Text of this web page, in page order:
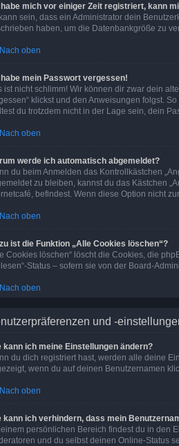
mich vor einiger Zeit registriert, kann
sein, dass ein Administrator dein
haben, um die Datenbankgröße zu
Nach oben
mein Passwort vergessen!
ist nicht schlimm! Wir können dir zwar dein
klickst und den Anweisungen folgst.
du trotzdem nicht in der Lage sein, dein
Nach oben
werde ich automatisch abgemeldet?
du beim Anmelden das Kontrollkästchen
zu bleiben, kannst du das Kästchen
befindest. Wenn diese Option nicht
Nach oben
ist die Funktion „Alle Cookies löschen“?
Cookies löschen“ löscht die Cookies, die
Status – sofern sie von der Board-
Nach oben
und -
kann ich meine Einstellungen ändern?
du dich registriert hast, werden alle deine
wenn du auf deinen Benutzernamen
Nach oben
kann ich verhindern, dass mein
persönlichen Bereich findest du in den
und du selbst deinen Online-Status